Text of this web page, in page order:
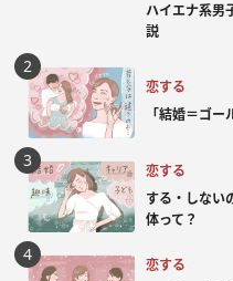
ハイエナ系男
説
恋する
「結婚＝ゴ
恋する
する・しない
体って？
恋する